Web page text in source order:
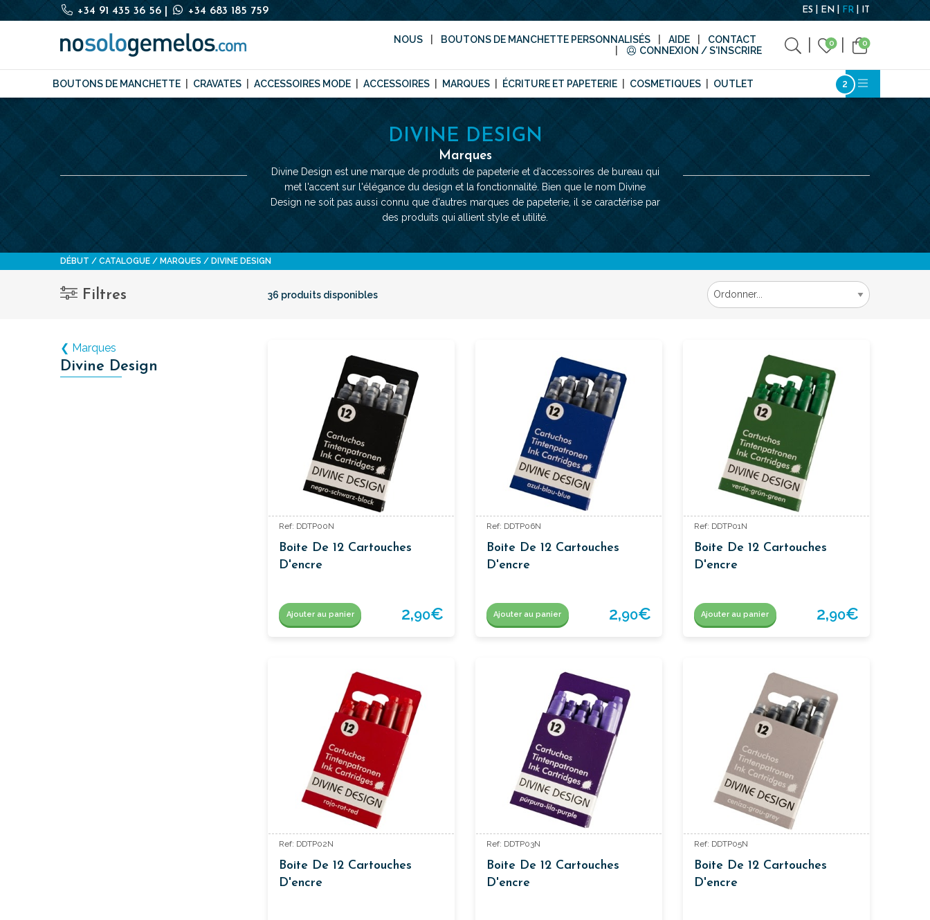
+34 91 435 36 56 +34 683 185 759 ES EN FR IT
NOUS BOUTONS DE MANCHETTE PERSONNALISÉS AIDE
CONTACT
CONNEXION / S'INSCRIRE
0 0
BOUTONS DE MANCHETTE CRAVATES ACCESSOIRES MODE ACCESSOIRES MARQUES ÉCRITURE ET PAPETERIE COSMETIQUES OUTLET
DIVINE DESIGN
Marques
Divine Design est une marque de produits de papeterie et d'accessoires de bureau qui
met l'accent sur l'élégance du design et la fonctionnalité. Bien que le nom Divine
Design ne soit pas aussi connu que d'autres marques de papeterie, il se caractérise par
des produits qui allient style et utilité.
DÉBUT CATALOGUE MARQUES DIVINE DESIGN
Filtres 36 produits disponibles
❮ Marques
Divine Design
Ref: DDTP00N
Boite De 12 Cartouches
D'encre
Ajouter au panier 2,90€
Ref: DDTP06N
Boite De 12 Cartouches
D'encre
Ajouter au panier 2,90€
Ref: DDTP01N
Boite De 12 Cartouches
D'encre
Ajouter au panier 2,90€
Ref: DDTP02N
Boite De 12 Cartouches
D'encre
Ref: DDTP03N
Boite De 12 Cartouches
D'encre
Ref: DDTP05N
Boite De 12 Cartouches
D'encre